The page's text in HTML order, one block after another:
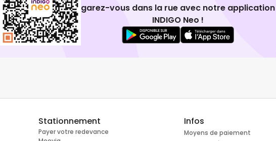
garez-vous dans la rue avec notre application
INDIGO Neo !
Stationnement
Payer votre redevance
Infos
Moyens de paiement